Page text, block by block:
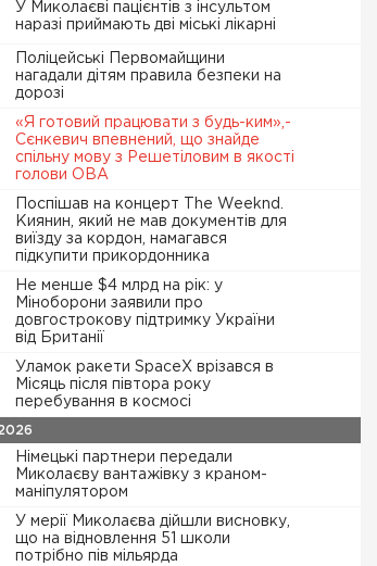
У Миколаєві пацієнтів з інсультом
наразі приймають дві міські лікарні
Поліцейські Первомайщини
нагадали дітям правила безпеки на
дорозі
«Я готовий працювати з будь-ким»,-
Сєнкевич впевнений, що знайде
спільну мову з Решетіловим в якості
голови ОВА
Поспішав на концерт The Weeknd.
Киянин, який не мав документів для
виїзду за кордон, намагався
підкупити прикордонника
Не менше $4 млрд на рік: у
Міноборони заявили про
довгострокову підтримку України
від Британії
Уламок ракети SpaceX врізався в
Місяць після півтора року
перебування в космосі
Німецькі партнери передали
Миколаєву вантажівку з краном-
маніпулятором
У мерії Миколаєва дійшли висновку,
що на відновлення 51 школи
потрібно пів мільярда